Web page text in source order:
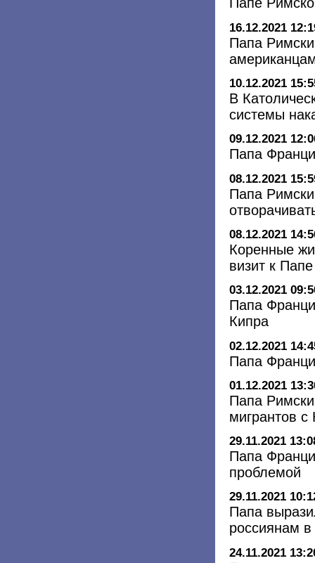
16.12.2021
Папа
10.12.2021
В
системы
09.12.2021
Папа
08.12.2021
Папа
08.12.2021
Коренные
визит к
03.12.2021
Папа
Кипра
02.12.2021
Папа
01.12.2021
Папа
мигрантов с
29.11.2021
Папа
проблемой
29.11.2021
Папа
россиянам в
24.11.2021